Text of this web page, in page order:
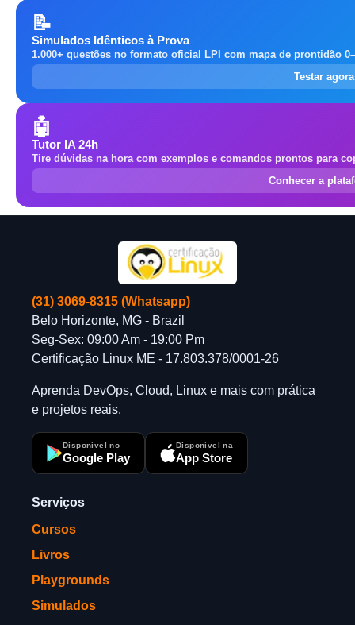
📝
Simulados Idênticos à Prova
1.000+ questões no formato oficial LPI com mapa de prontidão
Testar
🤖
Tutor IA 24h
Tire dúvidas na hora com exemplos e comandos prontos para
Conhecer a
(31) 3069-8315 (Whatsapp)
Belo Horizonte, MG - Brazil
Seg-Sex: 09:00 Am - 19:00 Pm
Certificação Linux ME - 17.803.378/0001-26
Aprenda DevOps, Cloud, Linux e mais com prática
e projetos reais.
Disponível no
Google Play
Disponível na
App Store
Serviços
Cursos
Livros
Playgrounds
Simulados